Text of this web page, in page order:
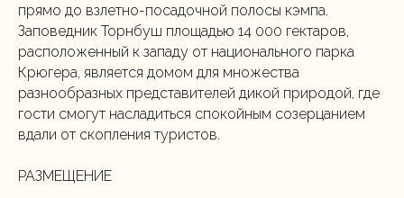
прямо до взлетно-посадочной полосы кэмпа.
Заповедник Торнбуш площадью 14 000 гектаров,
расположенный к западу от национального парка
Крюгера, является домом для множества
разнообразных представителей дикой природой, где
гости смогут насладиться спокойным созерцанием
вдали от скопления туристов.
РАЗМЕЩЕНИЕ